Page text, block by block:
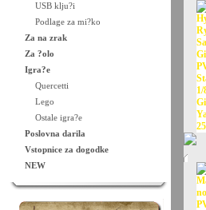
USB klju?i
Podlage za mi?ko
Za na zrak
Za ?olo
Igra?e
Quercetti
Lego
Ostale igra?e
Poslovna darila
Vstopnice za dogodke
NEW